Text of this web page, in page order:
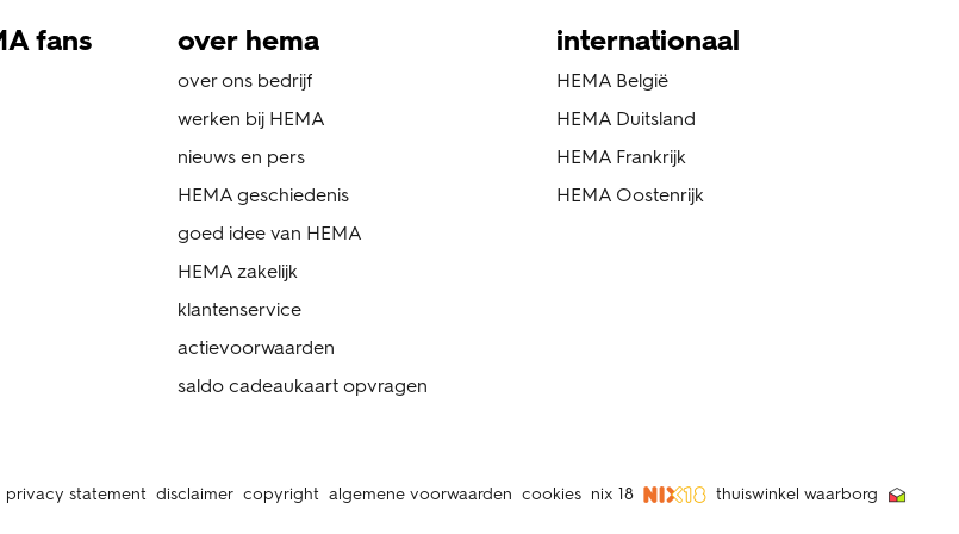
fans over hema
over ons bedrijf
werken bij HEMA
nieuws en pers
HEMA geschiedenis
goed idee van HEMA
HEMA zakelijk
klantenservice
actievoorwaarden
saldo cadeaukaart opvragen
internationaal
HEMA België
HEMA Duitsland
HEMA Frankrijk
HEMA Oostenrijk
privacy statement disclaimer copyright algemene voorwaarden cookies nix 18 thuiswinkel waarborg